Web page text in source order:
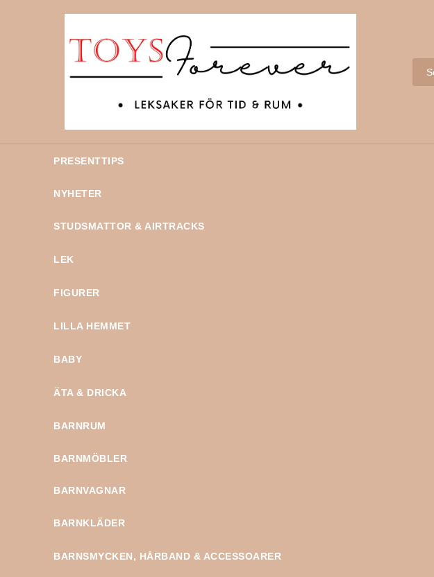
PRESENTTIPS
NYHETER
STUDSMATTOR & AIRTRACKS
LEK
FIGURER
LILLA HEMMET
BABY
ÄTA & DRICKA
BARNRUM
BARNMÖBLER
BARNVAGNAR
BARNKLÄDER
BARNSMYCKEN, HÅRBAND & ACCESSOARER